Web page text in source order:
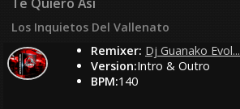
Los Inquietos Del Vallenato
Remixer: Dj Guanako Evol...
Version:Intro & Outro
BPM:140